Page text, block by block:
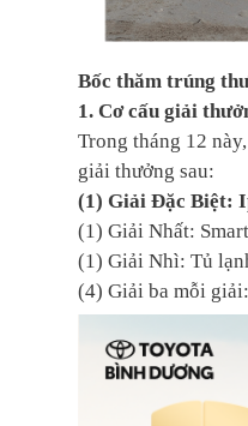
Bốc thăm trúng
1. Cơ cấu giải
Trong tháng 12
giải thưởng sau:
(1) Giải Đặc Biệt:
(1) Giải Nhất:
(1) Giải Nhì: Tủ
(4) Giải ba mỗi